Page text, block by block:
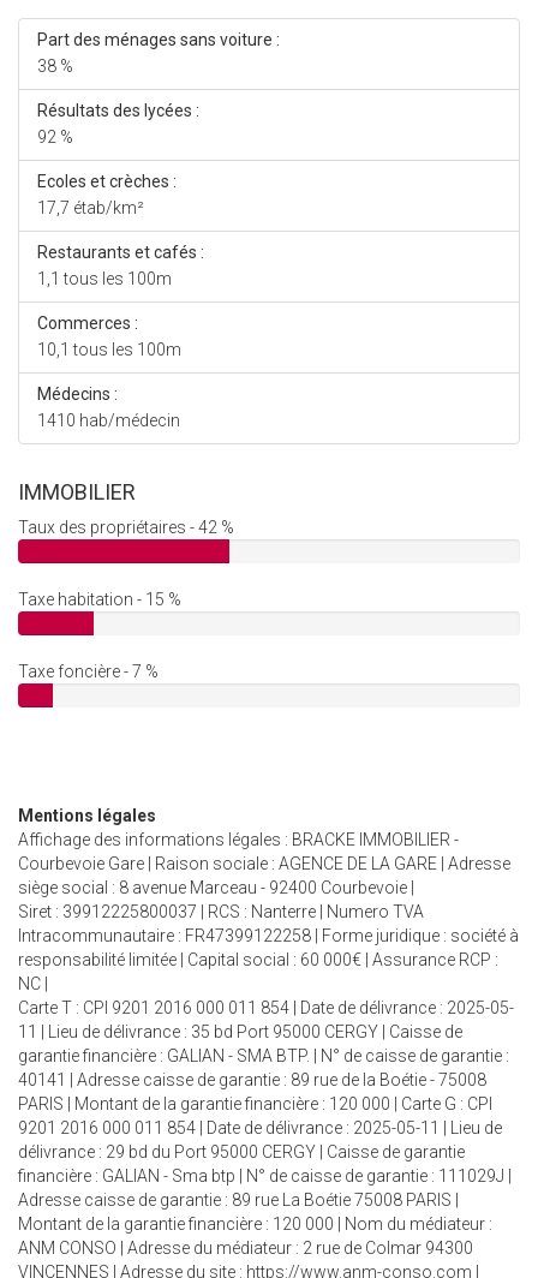
Part des ménages sans voiture :
38 %
Résultats des lycées :
92 %
Ecoles et crèches :
17,7 étab/km²
Restaurants et cafés :
1,1 tous les 100m
Commerces :
10,1 tous les 100m
Médecins :
1410 hab/médecin
IMMOBILIER
Taux des propriétaires - 42 %
Taxe habitation - 15 %
Taxe foncière - 7 %
Mentions légales
Affichage des informations légales : BRACKE IMMOBILIER -
Courbevoie Gare | Raison sociale : AGENCE DE LA GARE | Adresse
siège social : 8 avenue Marceau - 92400 Courbevoie |
Siret : 39912225800037 | RCS : Nanterre | Numero TVA
Intracommunautaire : FR47399122258 | Forme juridique : société à
responsabilité limitée | Capital social : 60 000€ | Assurance RCP :
NC |
Carte T : CPI 9201 2016 000 011 854 | Date de délivrance : 2025-05-
11 | Lieu de délivrance : 35 bd Port 95000 CERGY | Caisse de
garantie financière : GALIAN - SMA BTP. | N° de caisse de garantie :
40141 | Adresse caisse de garantie : 89 rue de la Boétie - 75008
PARIS | Montant de la garantie financière : 120 000 | Carte G : CPI
9201 2016 000 011 854 | Date de délivrance : 2025-05-11 | Lieu de
délivrance : 29 bd du Port 95000 CERGY | Caisse de garantie
financière : GALIAN - Sma btp | N° de caisse de garantie : 111029J |
Adresse caisse de garantie : 89 rue La Boétie 75008 PARIS |
Montant de la garantie financière : 120 000 | Nom du médiateur :
ANM CONSO | Adresse du médiateur : 2 rue de Colmar 94300
VINCENNES | Adresse du site : https://www.anm-conso.com